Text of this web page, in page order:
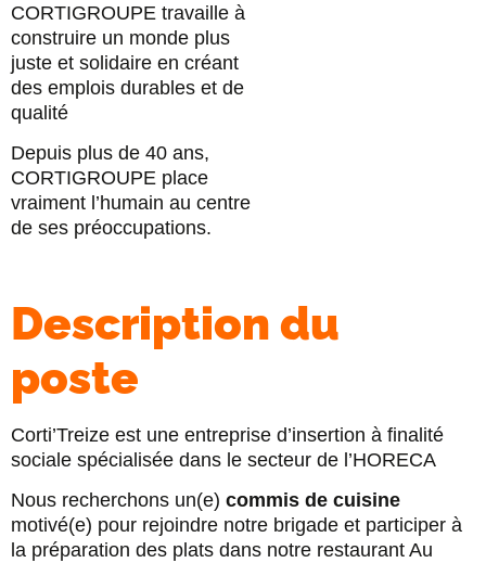
CORTIGROUPE travaille à
construire un monde plus
juste et solidaire en créant
des emplois durables et de
qualité
Depuis plus de 40 ans,
CORTIGROUPE place
vraiment l’humain au centre
de ses préoccupations.
Description du
poste
Corti’Treize est une entreprise d’insertion à finalité
sociale spécialisée dans le secteur de l’HORECA
Nous recherchons un(e) commis de cuisine
motivé(e) pour rejoindre notre brigade et participer à
la préparation des plats dans notre restaurant Au